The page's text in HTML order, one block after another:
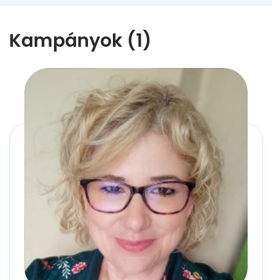
Kampányok (1)